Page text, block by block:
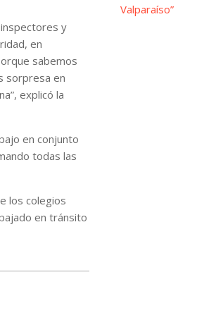
y
en
sabemos
sorpresa en
explicó la
en conjunto
todas las
los colegios
en tránsito
Valparaíso”